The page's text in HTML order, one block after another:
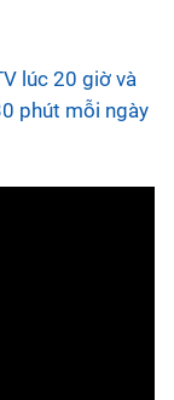
lúc 20 giờ và
phút mỗi ngày